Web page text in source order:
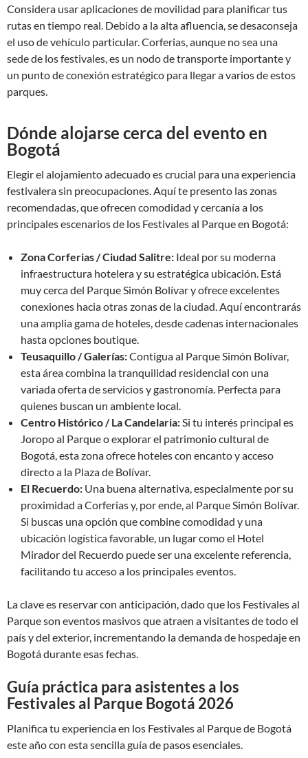
Considera usar aplicaciones de movilidad para planificar tus
rutas en tiempo real. Debido a la alta afluencia, se desaconseja
el uso de vehículo particular. Corferias, aunque no sea una
sede de los festivales, es un nodo de transporte importante y
un punto de conexión estratégico para llegar a varios de estos
parques.
Dónde alojarse cerca del evento en
Bogotá
Elegir el alojamiento adecuado es crucial para una experiencia
festivalera sin preocupaciones. Aquí te presento las zonas
recomendadas, que ofrecen comodidad y cercanía a los
principales escenarios de los Festivales al Parque en Bogotá:
Zona Corferias / Ciudad Salitre: Ideal por su moderna
infraestructura hotelera y su estratégica ubicación. Está
muy cerca del Parque Simón Bolívar y ofrece excelentes
conexiones hacia otras zonas de la ciudad. Aquí encontrarás
una amplia gama de hoteles, desde cadenas internacionales
hasta opciones boutique.
Teusaquillo / Galerías:Contigua al Parque Simón Bolívar,
esta área combina la tranquilidad residencial con una
variada oferta de servicios y gastronomía. Perfecta para
quienes buscan un ambiente local.
Centro Histórico / La Candelaria:Si tu interés principal es
Joropo al Parque o explorar el patrimonio cultural de
Bogotá, esta zona ofrece hoteles con encanto y acceso
directo a la Plaza de Bolívar.
El Recuerdo: Una buena alternativa, especialmente por su
proximidad a Corferias y, por ende, al Parque Simón Bolívar.
Si buscas una opción que combine comodidad y una
ubicación logística favorable, un lugar como el Hotel
Mirador del Recuerdo puede ser una excelente referencia,
facilitando tu acceso a los principales eventos.
La clave es reservar con anticipación, dado que los Festivales al
Parque son eventos masivos que atraen a visitantes de todo el
país y del exterior, incrementando la demanda de hospedaje en
Bogotá durante esas fechas.
Guía práctica para asistentes a los
Festivales al Parque Bogotá 2026
Planifica tu experiencia en los Festivales al Parque de Bogotá
este año con esta sencilla guía de pasos esenciales.